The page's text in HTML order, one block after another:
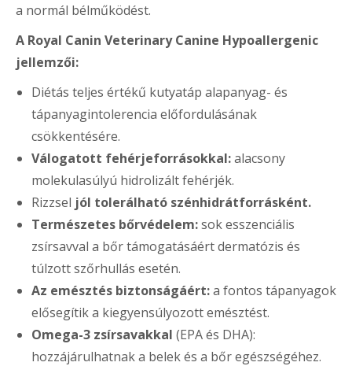
a normál bélműködést.
A Royal Canin Veterinary Canine Hypoallergenic
jellemzői:
Diétás teljes értékű kutyatáp alapanyag- és
tápanyagintolerencia előfordulásának
csökkentésére.
Válogatott fehérjeforrásokkal:alacsony
molekulasúlyú hidrolizált fehérjék.
Rizzsel jól tolerálható szénhidrátforrásként.
Természetes bőrvédelem:sok esszenciális
zsírsavval a bőr támogatásáért dermatózis és
túlzott szőrhullás esetén.
Az emésztés biztonságáért:a fontos tápanyagok
elősegítik a kiegyensúlyozott emésztést.
Omega-3 zsírsavakkal (EPA és DHA):
hozzájárulhatnak a belek és a bőr egészségéhez.